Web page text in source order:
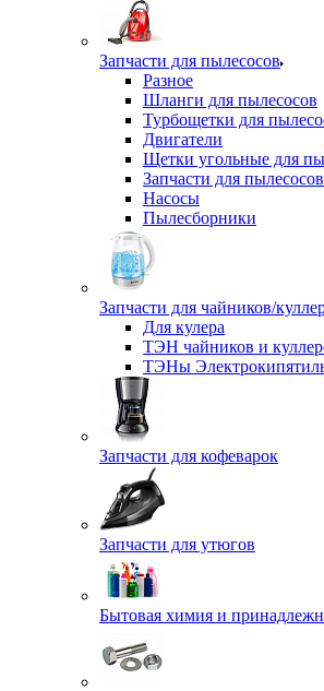
Запчасти для пылесосов
Разное
Шланги для пылесосов
Турбощетки для
Двигатели
Щетки угольные для
Запчасти для
Насосы
Пылесборники
Запчасти для чайников/
Для кулера
ТЭН чайников и
ТЭНы
Запчасти для кофеварок
Запчасти для утюгов
Бытовая химия и